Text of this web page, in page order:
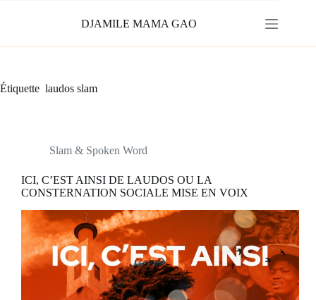
DJAMILE MAMA GAO
Étiquette laudos slam
Slam & Spoken Word
ICI, C’EST AINSI DE LAUDOS OU LA
CONSTERNATION SOCIALE MISE EN VOIX